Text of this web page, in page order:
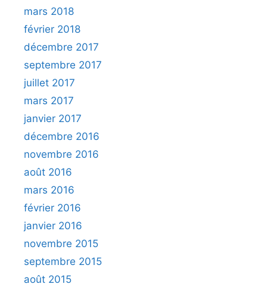
mars 2018
février 2018
décembre 2017
septembre 2017
juillet 2017
mars 2017
janvier 2017
décembre 2016
novembre 2016
août 2016
mars 2016
février 2016
janvier 2016
novembre 2015
septembre 2015
août 2015